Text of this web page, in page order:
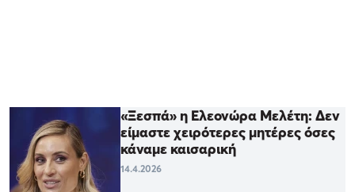
«Ξεσπά» η Ελεονώρα Μελέτη: Δεν
είμαστε χειρότερες μητέρες όσες
κάναμε καισαρική
14.4.2026